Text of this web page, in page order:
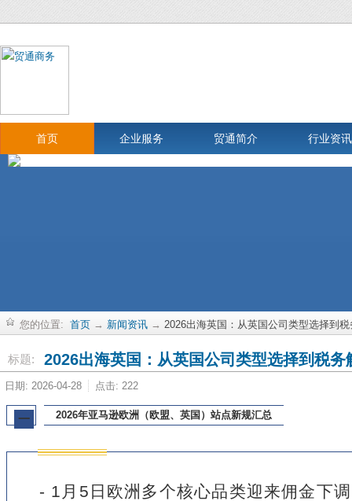
首页 企业服务 贸通简介 行业资讯
您的位置: 首页 → 新闻资讯 → 2026出海英国：从英国公司类型选择到
标题: 2026出海英国：从英国公司类型选择到税务
日期: 2026-04-28 点击: 222
一 2026年亚马逊欧洲（欧盟、英国）站点新规汇总
- 1月5日欧洲多个核心品类迎来佣金下